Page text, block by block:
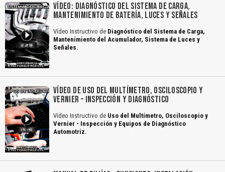
VÍDEO: DIAGNÓSTICO DEL SISTEMA DE CARGA,
MANTENIMIENTO DE BATERÍA, LUCES Y SEÑALES
Vídeo Instructivo de Diagnóstico del Sistema de Carga,
Mantenimiento del Acumulador, Sistema de Luces y
Señales.
VÍDEO DE USO DEL MULTÍMETRO, OSCILOSCOPIO Y
VERNIER – INSPECCIÓN Y DIAGNÓSTICO
Vídeo Instructivo de Uso del Multímetro, Osciloscopio y
Vernier - Inspección y Equipos de Diagnóstico
Automotriz.